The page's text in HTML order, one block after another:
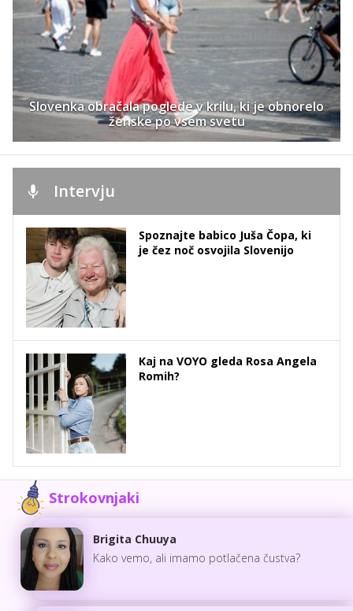
Slovenka obračala poglede v krilu, ki je obnorelo
ženske po vsem svetu
Intervju
Spoznajte babico Juša Čopa, ki
je čez noč osvojila Slovenijo
Kaj na VOYO gleda Rosa Angela
Romih?
Strokovnjaki
Brigita Chuuya
Kako vemo, ali imamo potlačena čustva?